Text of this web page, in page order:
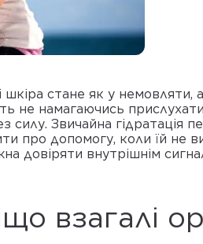
стане як у немовляти,
не намагаючись
Звичайна гідратація
про допомогу, коли їй не
довіряти внутрішнім
взагалі